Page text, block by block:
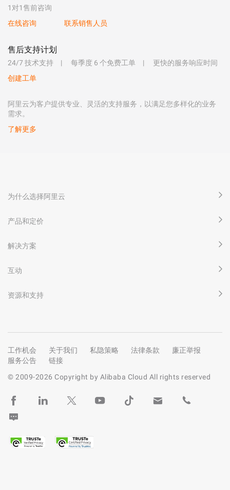
1对1售前咨询
在线咨询
联系销售人员
售后支持计划
24/7 技术支持 每季度 6 个免费工单
更快的服务响应时间
创建工单
阿里云为客户提供专业、灵活的支持服务，以满足您多样化的业务
需求。
了解更多
为什么选择阿里云
产品和定价
解决方案
互动
资源和支持
工作机会 关于我们 私隐策略 法律条款
廉正举报
服务公告
链接
© 2009-2026 Copyright by Alibaba Cloud All rights reserved